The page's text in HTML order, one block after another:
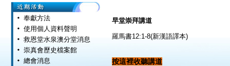
奉獻方法
使用個人資料聲明
救恩堂水泉澳分堂消息
崇真會歷史檔案館
總會消息
早堂崇拜講道
羅馬書12:1-8(新漢語譯本)
按這裡收聽講道